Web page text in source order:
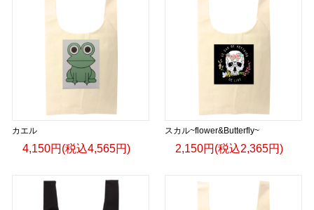
カエル
4,150円(税込4,565円)
スカル~flower&Butterfly~
2,150円(税込2,365円)